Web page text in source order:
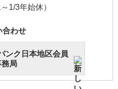
1/3年始休）
合わせ
ンク日本地区会員
務局